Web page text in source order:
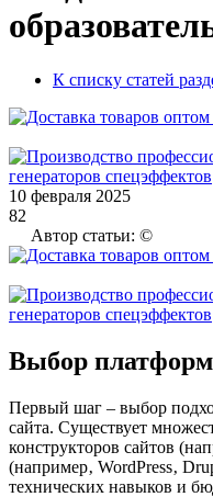
К списку статей
10 февраля 2025
82
Автор статьи: ©
Выбор
Первый шаг – выбор
сайта. Существует
конструкторов сайтов
(например‚ WordPress‚
технических навыков и